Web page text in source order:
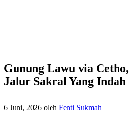
Gunung Lawu via Cetho,
Jalur Sakral Yang Indah
6 Juni, 2026 oleh Fenti Sukmah